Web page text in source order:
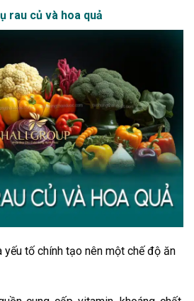
rau củ và hoa quả
yếu tố chính tạo nên một chế độ ăn